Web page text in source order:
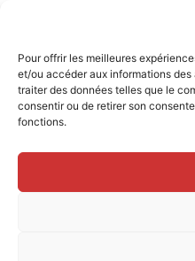
Pour offrir les meilleures
et/ou accéder aux informations
traiter des données telles que le
consentir ou de retirer son
fonctions.